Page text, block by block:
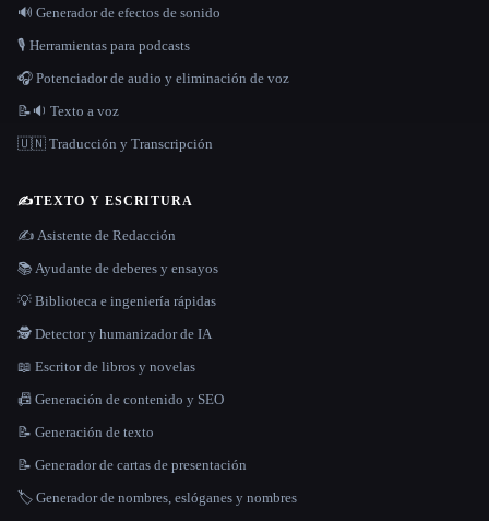
🔊 Generador de efectos de sonido
🎙️ Herramientas para podcasts
🎧 Potenciador de audio y eliminación de voz
📝🔉 Texto a voz
🇺🇳 Traducción y Transcripción
✍️TEXTO Y ESCRITURA
✍️ Asistente de Redacción
📚 Ayudante de deberes y ensayos
💡 Biblioteca e ingeniería rápidas
🕵️ Detector y humanizador de IA
📖 Escritor de libros y novelas
📠 Generación de contenido y SEO
📝 Generación de texto
📝 Generador de cartas de presentación
🏷️ Generador de nombres, eslóganes y nombres